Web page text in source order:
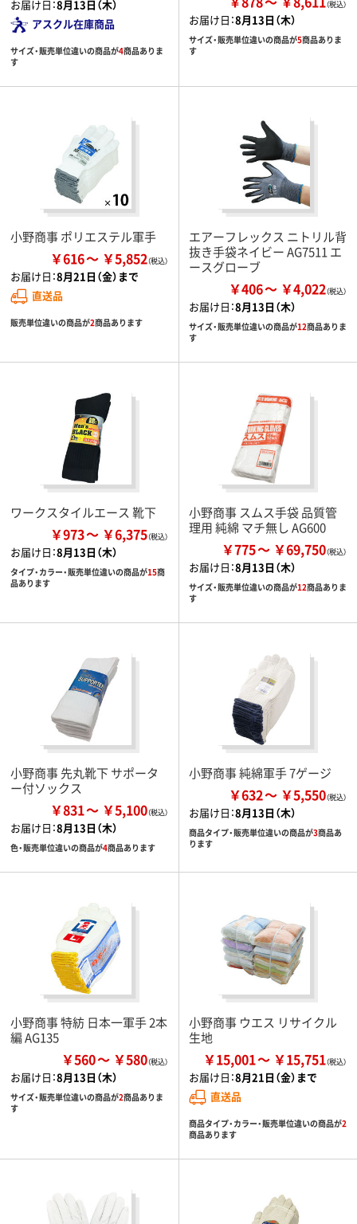
お届け日：8月13日（木）
アスクル在庫商品
サイズ・販売単位違いの商品が4商品ありま
す
お届け日：8月13日（木）
サイズ・販売単位違いの商品が5商品ありま
す
小野商事 ポリエステル軍手
￥616 ￥5,852
お届け日：8月21日（金）まで
直送品
販売単位違いの商品が2商品あります
エアーフレックス ニトリル背
抜き手袋ネイビー AG7511 エ
ースグローブ
￥406 ￥4,022
お届け日：8月13日（木）
サイズ・販売単位違いの商品が12商品ありま
す
ワークスタイルエース 靴下
￥973 ￥6,375
お届け日：8月13日（木）
タイプ・カラー・販売単位違いの商品が15商
品あります
小野商事 スムス手袋 品質管
理用 純綿 マチ無し AG600
￥775 ￥69,750
お届け日：8月13日（木）
サイズ・販売単位違いの商品が12商品ありま
す
小野商事 先丸靴下 サポータ
ー付ソックス
￥831 ￥5,100
お届け日：8月13日（木）
色・販売単位違いの商品が4商品あります
小野商事 純綿軍手 7ゲージ
￥632 ￥5,550
お届け日：8月13日（木）
商品タイプ・販売単位違いの商品が3商品あ
ります
小野商事 特紡 日本一軍手 2本
編 AG135
￥560 ￥580
お届け日：8月13日（木）
サイズ・販売単位違いの商品が2商品ありま
す
小野商事 ウエス リサイクル
生地
￥15,001 ￥15,751
お届け日：8月21日（金）まで
直送品
商品タイプ・カラー・販売単位違いの商品が2
商品あります